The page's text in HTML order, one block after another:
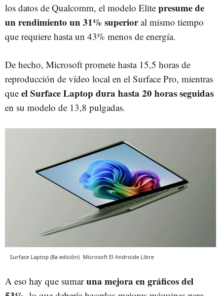
los datos de Qualcomm, el modelo Elite presume de
un rendimiento un 31% superioral mismo tiempo
que requiere hasta un 43% menos de energía.
De hecho, Microsoft promete hasta 15,5 horas de
reproducción de vídeo local en el Surface Pro, mientras
que el Surface Laptop dura hasta 20 horas seguidas
en su modelo de 13,8 pulgadas.
Surface Laptop (8a edición) Microsoft El Androide Libre
A eso hay que sumaruna mejora en gráficos del